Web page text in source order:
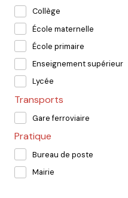
Collège
École maternelle
École primaire
Enseignement supérieur
Lycée
Transports
Gare ferroviaire
Pratique
Bureau de poste
Mairie